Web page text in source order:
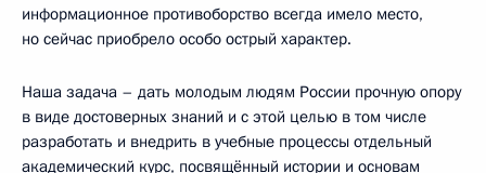
информационное противоборство всегда имело место,
но сейчас приобрело особо острый характер.
Наша задача – дать молодым людям России прочную опору
в виде достоверных знаний и с этой целью в том числе
разработать и внедрить в учебные процессы отдельный
академический курс, посвящённый истории и основам